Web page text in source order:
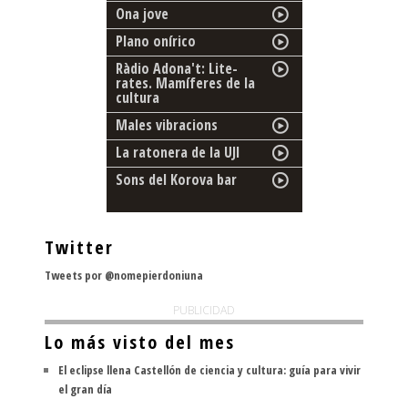
Ona jove
Plano onírico
Ràdio Adona't: Lite-
rates. Mamíferes de la
cultura
Males vibracions
La ratonera de la UJI
Sons del Korova bar
Twitter
Tweets por @nomepierdoniuna
PUBLICIDAD
Lo más visto del mes
El eclipse llena Castellón de ciencia y cultura: guía para vivir
el gran día